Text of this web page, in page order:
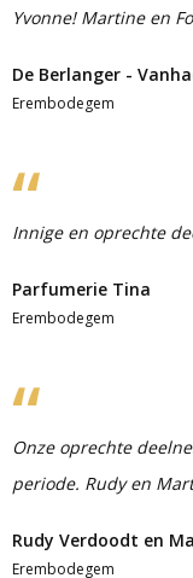
Yvonne! Martine en
De Berlanger -
Erembodegem
Innige en oprechte
Parfumerie Tina
Erembodegem
Onze oprechte
periode. Rudy en
Rudy Verdoodt en
Erembodegem